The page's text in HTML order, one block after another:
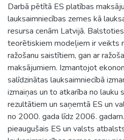
Darbā pētītā ES platības
lauksaimniecības zemes kā
resursa cenām Latvijā.
teorētiskiem modeļiem ir veikts
ražošanu saistītiem, gan ar
maksājumiem. Izmantojot
salīdzinātas lauksaimniecībā
izmaiņas un to atkarība no lauku
rezultātiem un saņemtā ES un
no 2000. gada līdz 2006.
pieaugušais ES un valsts